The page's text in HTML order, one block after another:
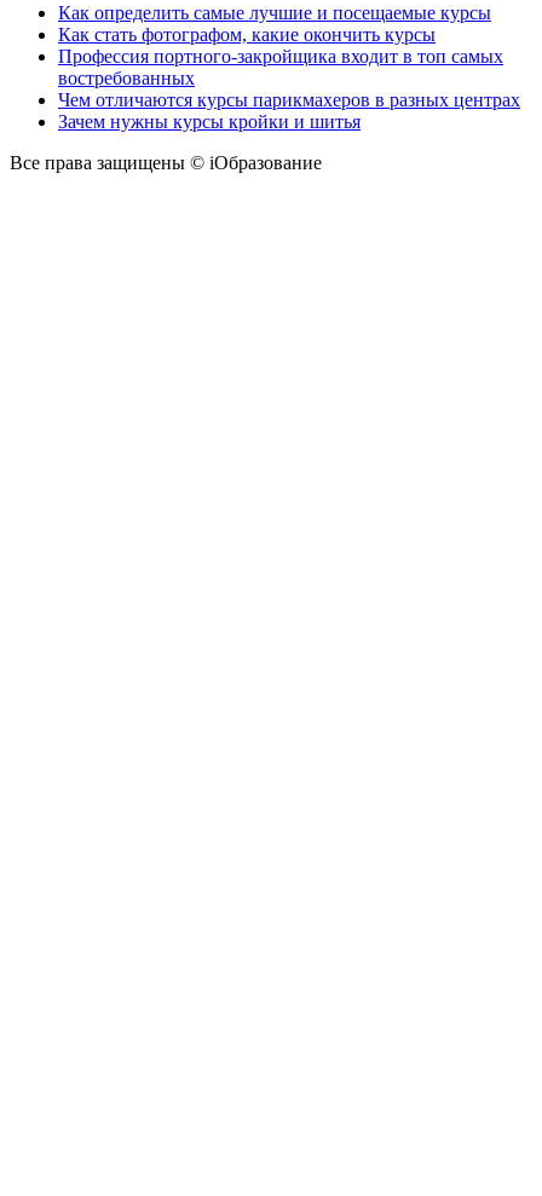
Как определить самые лучшие и посещаемые курсы
Как стать фотографом, какие окончить курсы
Профессия портного-закройщика входит в топ самых
востребованных
Чем отличаются курсы парикмахеров в разных центрах
Зачем нужны курсы кройки и шитья
Все права защищены © iОбразование